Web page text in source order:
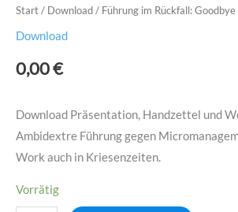
Start/ Download/ Führung im Rückfall:
Download
0,00€
Download Präsentation, Handzettel und
Ambidextre Führung gegen
Work auch in Kriesenzeiten.
Vorrätig